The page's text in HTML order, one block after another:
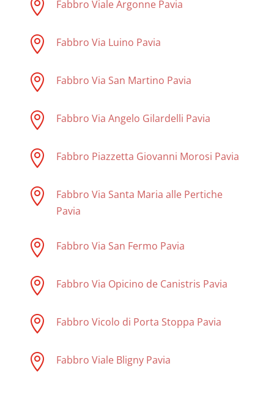
 Fabbro Viale Argonne Pavia
 Fabbro Via Luino Pavia
 Fabbro Via San Martino Pavia
 Fabbro Via Angelo Gilardelli Pavia
 Fabbro Piazzetta Giovanni Morosi Pavia

Fabbro Via Santa Maria alle Pertiche
Pavia
 Fabbro Via San Fermo Pavia
 Fabbro Via Opicino de Canistris Pavia
 Fabbro Vicolo di Porta Stoppa Pavia
 Fabbro Viale Bligny Pavia